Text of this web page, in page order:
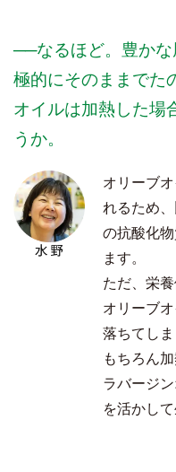
──なるほど。豊か
極的にそのままでた
オイルは加熱した場
うか。
オリーブ
れるため
の抗酸化
ます。
ただ、栄
オリーブ
落ちてし
もちろん
ラバージ
を活かし